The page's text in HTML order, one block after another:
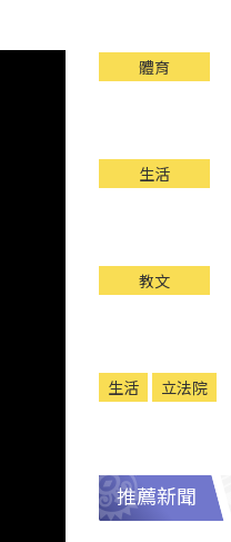
體育
生活
教文
生活 立法院
推薦新聞